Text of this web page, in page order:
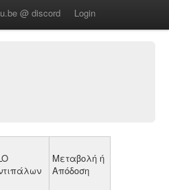
@ discord Login
Μεταβολή ή
Απόδοση